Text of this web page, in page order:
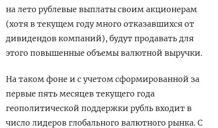
на лето рублевые выплаты своим акционерам
(хотя в текущем году много отказавшихся от
дивидендов компаний), будут продавать для
этого повышенные объемы валютной выручки.
На таком фоне и с учетом сформированной за
первые пять месяцев текущего года
геополитической поддержки рубль входит в
число лидеров глобального валютного рынка. С